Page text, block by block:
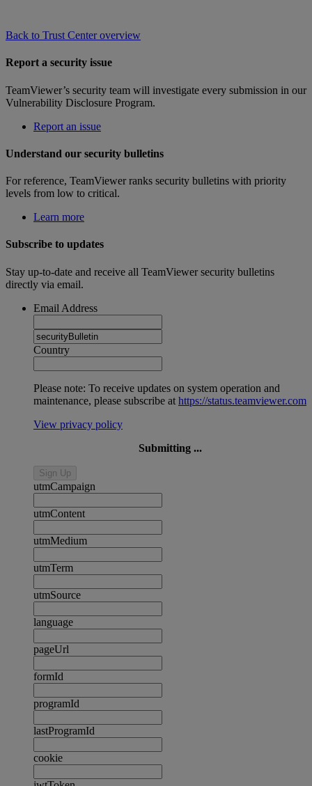
Back to Trust Center overview
Report a security issue
TeamViewer’s security team will investigate every submission in our
Vulnerability Disclosure Program.
Report an issue
Understand our security bulletins
For reference, TeamViewer ranks security bulletins with priority
levels from low to critical.
Learn more
Subscribe to updates
Stay up-to-date and receive all TeamViewer security bulletins
directly via email.
Email Address
Country
Please note: To receive updates on system operation and
maintenance, please subscribe at https://status.teamviewer.com
View privacy policy
Submitting ...
Sign Up
utmCampaign
utmContent
utmMedium
utmTerm
utmSource
language
pageUrl
formId
programId
lastProgramId
cookie